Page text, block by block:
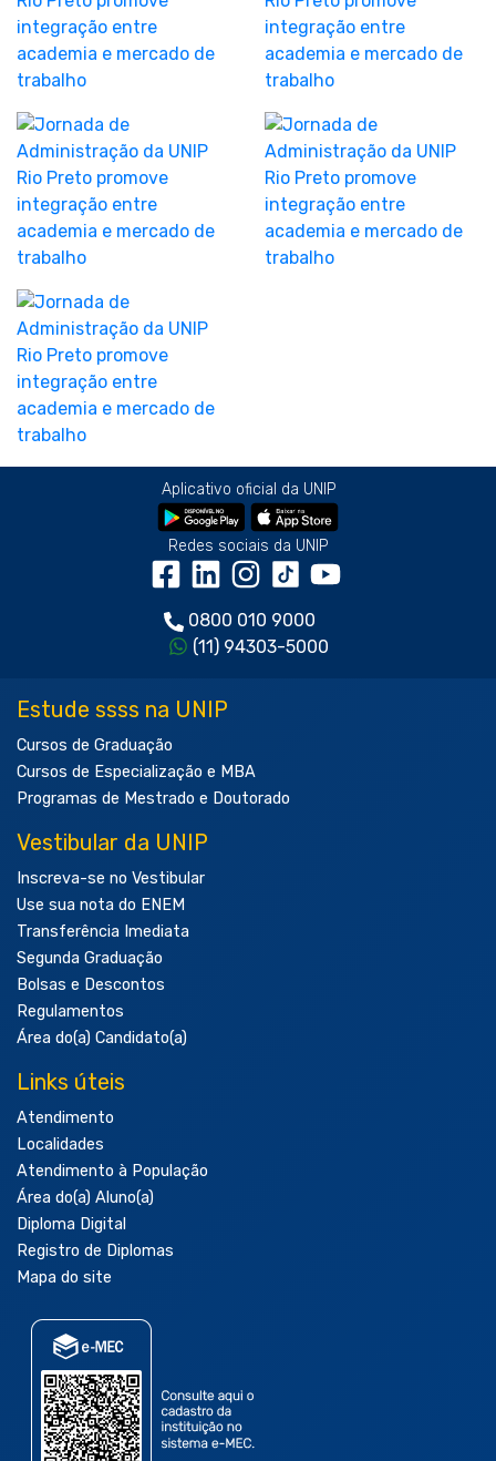
Aplicativo oficial da UNIP
Redes sociais da UNIP
0800 010 9000
(11) 94303-5000
Estude ssss na UNIP
Cursos de Graduação
Cursos de Especialização e MBA
Programas de Mestrado e Doutorado
Vestibular da UNIP
Inscreva-se no Vestibular
Use sua nota do ENEM
Transferência Imediata
Segunda Graduação
Bolsas e Descontos
Regulamentos
Área do(a) Candidato(a)
Links úteis
Atendimento
Localidades
Atendimento à População
Área do(a) Aluno(a)
Diploma Digital
Registro de Diplomas
Mapa do site